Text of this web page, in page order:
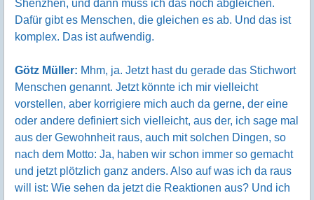
Shenzhen, und dann muss ich das noch abgleichen.
Dafür gibt es Menschen, die gleichen es ab. Und das ist
komplex. Das ist aufwendig.
Götz Müller: Mhm, ja. Jetzt hast du gerade das Stichwort
Menschen genannt. Jetzt könnte ich mir vielleicht
vorstellen, aber korrigiere mich auch da gerne, der eine
oder andere definiert sich vielleicht, aus der, ich sage mal
aus der Gewohnheit raus, auch mit solchen Dingen, so
nach dem Motto: Ja, haben wir schon immer so gemacht
und jetzt plötzlich ganz anders. Also auf was ich da raus
will ist: Wie sehen da jetzt die Reaktionen aus? Und ich